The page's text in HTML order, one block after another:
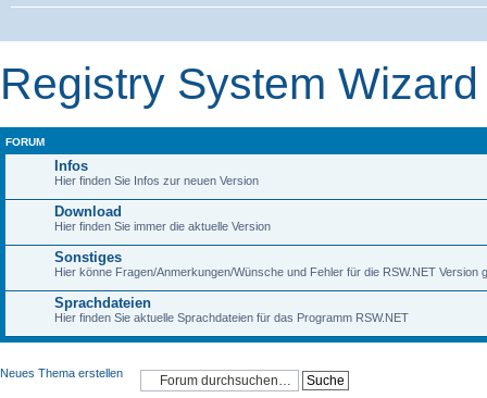
Registry System
FORUM
Infos
Hier finden Sie Infos zur neuen Version
Download
Hier finden Sie immer die aktuelle Version
Sonstiges
Hier könne Fragen/Anmerkungen/Wünsche und Fehler für die RSW.NET Version
Sprachdateien
Hier finden Sie aktuelle Sprachdateien für das Programm RSW.NET
Neues Thema erstellen